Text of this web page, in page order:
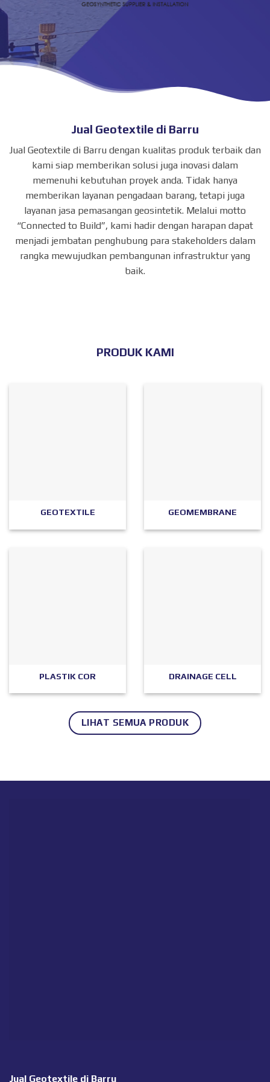
Jual Geotextile di Barru
Jual Geotextile di Barru dengan kualitas produk terbaik dan
kami siap memberikan solusi juga inovasi dalam
memenuhi kebutuhan proyek anda. Tidak hanya
memberikan layanan pengadaan barang, tetapi juga
layanan jasa pemasangan geosintetik. Melalui motto
“Connected to Build”, kami hadir dengan harapan dapat
menjadi jembatan penghubung para stakeholders dalam
rangka mewujudkan pembangunan infrastruktur yang
baik.
PRODUK KAMI
GEOTEXTILE GEOMEMBRANE
PLASTIK COR DRAINAGE CELL
LIHAT SEMUA PRODUK
Jual Geotextile di Barru